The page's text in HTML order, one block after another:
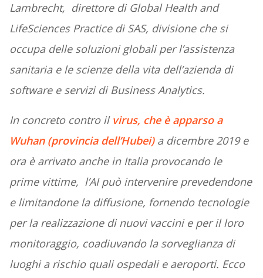
Lambrecht, direttore di Global Health and
LifeSciences Practice di SAS, divisione che si
occupa delle soluzioni globali per l’assistenza
sanitaria e le scienze della vita dell’azienda di
software e servizi di Business Analytics.
In concreto contro il virus, che è apparso a
Wuhan (provincia dell’Hubei)a dicembre 2019 e
ora è arrivato anche in Italia provocando le
prime vittime, l’AI può intervenire prevedendone
e limitandone la diffusione, fornendo tecnologie
per la realizzazione di nuovi vaccini e per il loro
monitoraggio, coadiuvando la sorveglianza di
luoghi a rischio quali ospedali e aeroporti. Ecco